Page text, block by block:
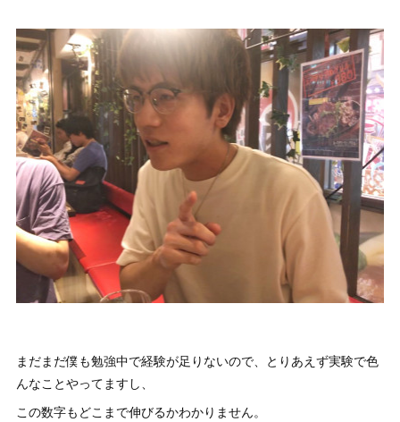
まだまだ僕も勉強中で経験が足りないので、とりあえず実験で色
んなことやってますし、
この数字もどこまで伸びるかわかりません。